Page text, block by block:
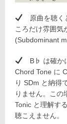
原曲を聴く
ころだけ雰囲気
(Subdominant
B♭ は確か
Chord Tone に
り SDm と納得
りません。この
Tonic と理解す
聴こえません。